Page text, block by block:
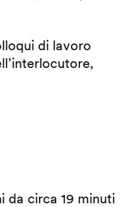
di lavoro
da circa 19 minuti